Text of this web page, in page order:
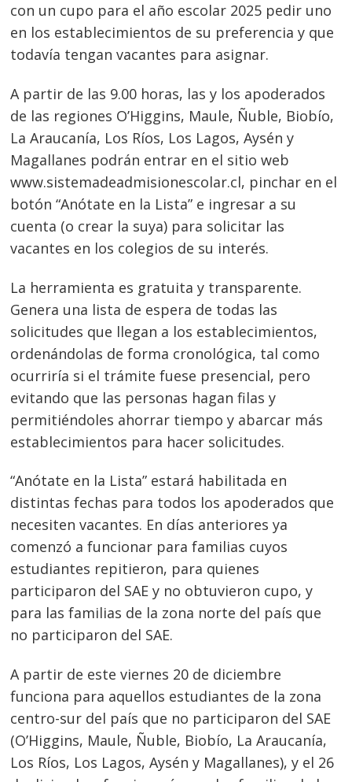
con un cupo para el año escolar 2025 pedir uno
en los establecimientos de su preferencia y que
todavía tengan vacantes para asignar.
A partir de las 9.00 horas, las y los apoderados
de las regiones O’Higgins, Maule, Ñuble, Biobío,
La Araucanía, Los Ríos, Los Lagos, Aysén y
Magallanes podrán entrar en el sitio web
www.sistemadeadmisionescolar.cl, pinchar en el
botón “Anótate en la Lista” e ingresar a su
cuenta (o crear la suya) para solicitar las
vacantes en los colegios de su interés.
La herramienta es gratuita y transparente.
Genera una lista de espera de todas las
solicitudes que llegan a los establecimientos,
ordenándolas de forma cronológica, tal como
ocurriría si el trámite fuese presencial, pero
evitando que las personas hagan filas y
permitiéndoles ahorrar tiempo y abarcar más
establecimientos para hacer solicitudes.
“Anótate en la Lista” estará habilitada en
distintas fechas para todos los apoderados que
necesiten vacantes. En días anteriores ya
comenzó a funcionar para familias cuyos
estudiantes repitieron, para quienes
participaron del SAE y no obtuvieron cupo, y
para las familias de la zona norte del país que
no participaron del SAE.
A partir de este viernes 20 de diciembre
funciona para aquellos estudiantes de la zona
centro-sur del país que no participaron del SAE
(O’Higgins, Maule, Ñuble, Biobío, La Araucanía,
Los Ríos, Los Lagos, Aysén y Magallanes), y el 26